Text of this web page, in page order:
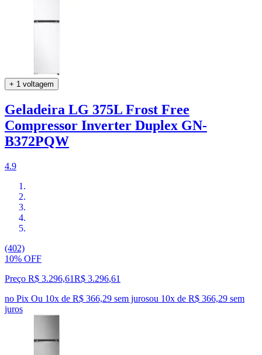
+ 1 voltagem
Geladeira LG 375L Frost Free
Compressor Inverter Duplex GN-
B372PQW
4.9
(402)
10% OFF
Preço R$ 3.296,61R$ 3.296,61
no Pix Ou 10x de R$ 366,29 sem jurosou 10x de R$ 366,29 sem
juros